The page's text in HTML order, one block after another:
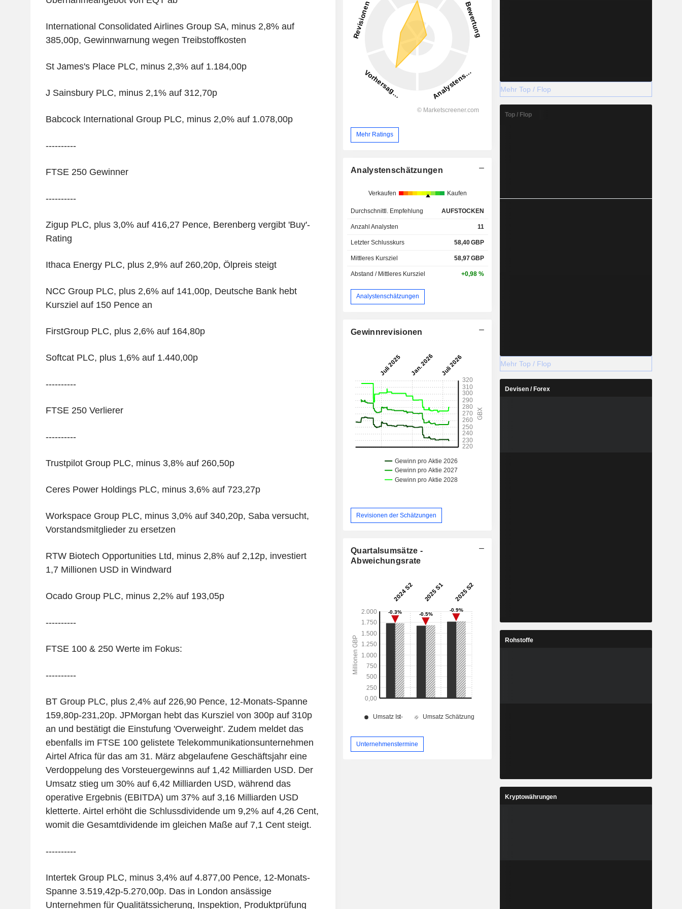
International Consolidated Airlines Group SA, minus 2,8% auf
385,00p, Gewinnwarnung wegen Treibstoffkosten
St James's Place PLC, minus 2,3% auf 1.184,00p
J Sainsbury PLC, minus 2,1% auf 312,70p
Babcock International Group PLC, minus 2,0% auf 1.078,00p
----------
FTSE 250 Gewinner
----------
Zigup PLC, plus 3,0% auf 416,27 Pence, Berenberg vergibt 'Buy'-
Rating
Ithaca Energy PLC, plus 2,9% auf 260,20p, Ölpreis steigt
NCC Group PLC, plus 2,6% auf 141,00p, Deutsche Bank hebt
Kursziel auf 150 Pence an
FirstGroup PLC, plus 2,6% auf 164,80p
Softcat PLC, plus 1,6% auf 1.440,00p
----------
FTSE 250 Verlierer
----------
Trustpilot Group PLC, minus 3,8% auf 260,50p
Ceres Power Holdings PLC, minus 3,6% auf 723,27p
Workspace Group PLC, minus 3,0% auf 340,20p, Saba versucht,
Vorstandsmitglieder zu ersetzen
RTW Biotech Opportunities Ltd, minus 2,8% auf 2,12p, investiert
1,7 Millionen USD in Windward
Ocado Group PLC, minus 2,2% auf 193,05p
----------
FTSE 100 & 250 Werte im Fokus:
----------
BT Group PLC, plus 2,4% auf 226,90 Pence, 12-Monats-Spanne
159,80p-231,20p. JPMorgan hebt das Kursziel von 300p auf 310p
an und bestätigt die Einstufung 'Overweight'. Zudem meldet das
ebenfalls im FTSE 100 gelistete Telekommunikationsunternehmen
Airtel Africa für das am 31. März abgelaufene Geschäftsjahr eine
Verdoppelung des Vorsteuergewinns auf 1,42 Milliarden USD. Der
Umsatz stieg um 30% auf 6,42 Milliarden USD, während das
operative Ergebnis (EBITDA) um 37% auf 3,16 Milliarden USD
kletterte. Airtel erhöht die Schlussdividende um 9,2% auf 4,26 Cent,
womit die Gesamtdividende im gleichen Maße auf 7,1 Cent steigt.
----------
Intertek Group PLC, minus 3,4% auf 4.877,00 Pence, 12-Monats-
Spanne 3.519,42p-5.270,00p. Das in London ansässige
Unternehmen für Qualitätssicherung, Inspektion, Produktprüfung
Mehr Ratings
Analystenschätzungen
Verkaufen Kaufen
Durchschnittl. Empfehlung AUFSTOCKEN
Anzahl Analysten 11
Letzter Schlusskurs 58,40GBP
Mittleres Kursziel 58,97GBP
Abstand / Mittleres Kursziel +0,98 %
Analystenschätzungen
Gewinnrevisionen
Revisionen der Schätzungen
Quartalsumsätze -
Abweichungsrate
Unternehmenstermine
Mehr Top / Flop
Top / Flop
Mehr Top / Flop
Devisen / Forex
Rohstoffe
Kryptowährungen